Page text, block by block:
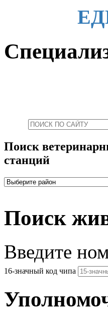
Поиск
станций
Поиск
Введите
16-значный код чипа